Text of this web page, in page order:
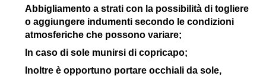
Abbigliamento a strati con la possibilità di togliere
o aggiungere indumenti secondo le condizioni
atmosferiche che possono variare;
In caso di sole munirsi di copricapo;
Inoltre è opportuno portare occhiali da sole,